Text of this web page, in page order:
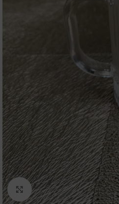
Click to enlarge